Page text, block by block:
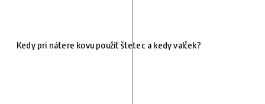
Kedy pri nátere kovu použiť štetec a kedy valček?